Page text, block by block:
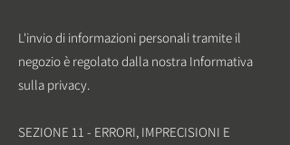
L'invio di informazioni personali tramite il
negozio è regolato dalla nostra Informativa
sulla privacy.
SEZIONE 11 - ERRORI, IMPRECISIONI E